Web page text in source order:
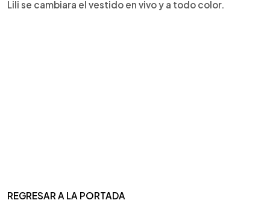
Lili se cambiara el vestido en vivo y a todo color.
REGRESAR A LA PORTADA